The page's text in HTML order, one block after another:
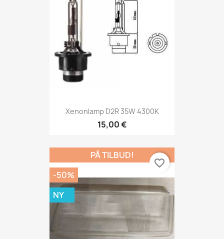
Xenonlamp D2R 35W 4300K
15,00 €
PÅ TILBUD!
-50%
NY
favorite_border